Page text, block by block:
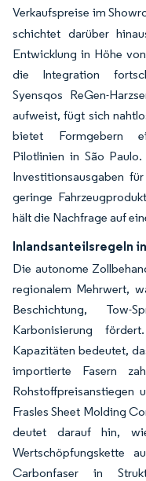
Verkaufspreise im
schichtet darüber
Entwicklung in Höhe
die Integration
Syensqos ReGen-
aufweist, fügt sich
bietet Formgebern
Pilotlinien in São
Investitionsausgaben
geringe
hält die Nachfrage auf
Inlandsanteilsregeln
Die autonome
regionalem Mehrwert,
Beschichtung, Tow-
Karbonisierung
Kapazitäten bedeutet,
importierte Fasern
Rohstoffpreisanstiegen
Frasles Sheet Molding
deutet darauf hin,
Wertschöpfungskette
Carbonfaser in